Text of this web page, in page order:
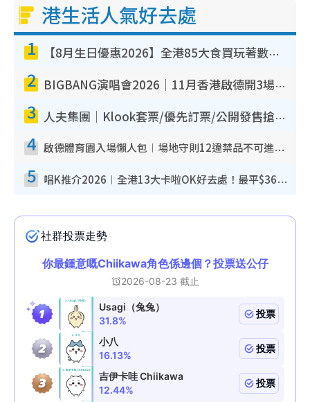
港生活人氣好去處
1 【8月生日優惠2026】全港85大食買玩著數攻略 自助餐/火鍋放題同行免費＋誠品/DONKI送現金券
2 BIGBANG演唱會2026｜11月香港啟德開3場！實名制VIP申請、優先購票攻略
3 人夫集團｜Klook套票/優先訂票/公開發售搶飛攻略！附票價.購票連結.場地座位表
4 啟德體育園入場懶人包︱場地守則12違禁品不可進場准帶細水樽但全場禁樽蓋！應援牌有限制！
5 唱K推介2026︱全港13大卡啦OK好去處！最平$36起 日文K都有！(附地址+收費詳情)